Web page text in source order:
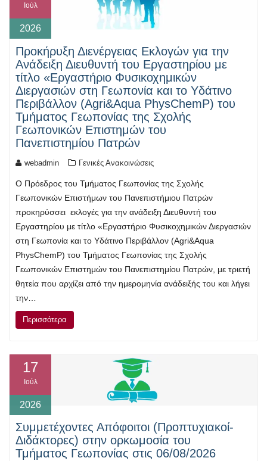
Ιούλ
2026
Προκήρυξη Διενέργειας Εκλογών για την
Ανάδειξη Διευθυντή του Εργαστηρίου με
τίτλο «Εργαστήριο Φυσικοχημικών
Διεργασιών στη Γεωπονία και το Υδάτινο
Περιβάλλον (Agri&Aqua PhysChemP) του
Τμήματος Γεωπονίας της Σχολής
Γεωπονικών Επιστημών του
Πανεπιστημίου Πατρών
webadmin Γενικές Ανακοινώσεις
Ο Πρόεδρος του Τμήματος Γεωπονίας της Σχολής
Γεωπονικών Επιστήμων του Πανεπιστήμιου Πατρών
προκηρύσσει εκλογές για την ανάδειξη Διευθυντή του
Εργαστηρίου με τίτλο «Εργαστήριο Φυσικοχημικών Διεργασιών
στη Γεωπονία και το Υδάτινο Περιβάλλον (Agri&Aqua
PhysChemP) του Τμήματος Γεωπονίας της Σχολής
Γεωπονικών Επιστημών του Πανεπιστημίου Πατρών, με τριετή
θητεία που αρχίζει από την ημερομηνία ανάδειξής του και λήγει
την…
Περισσότερα
17
Ιούλ
2026
Συμμετέχοντες Απόφοιτοι (Προπτυχιακοί-
Διδάκτορες) στην ορκωμοσία του
Τμήματος Γεωπονίας στις 06/08/2026